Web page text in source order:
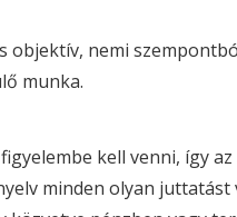
objektív, nemi
munka.
kell venni, így az
minden olyan juttatást